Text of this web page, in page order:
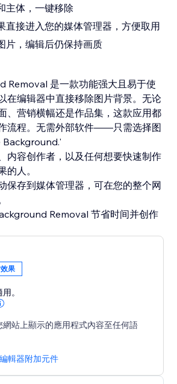
主体，一键移除
直接进入您的媒体管理器，方便取用
片，编辑后仍保持画质
Removal 是一款功能强大且易于使
在编辑器中直接移除图片背景。无论
、营销横幅还是作品集，这款应用都
流程。无需外部软件——只需选择图
Background.'
内容创作者，以及任何想要快速制作
的人。
保存到媒体管理器，可在您的整个网
Removal 节省时间并创作
果
。
站上顯示的應用程式內容至任何語
編輯器附加元件